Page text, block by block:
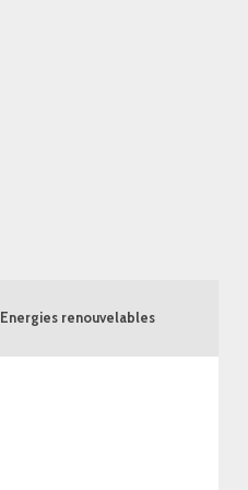
Energies renouvelables